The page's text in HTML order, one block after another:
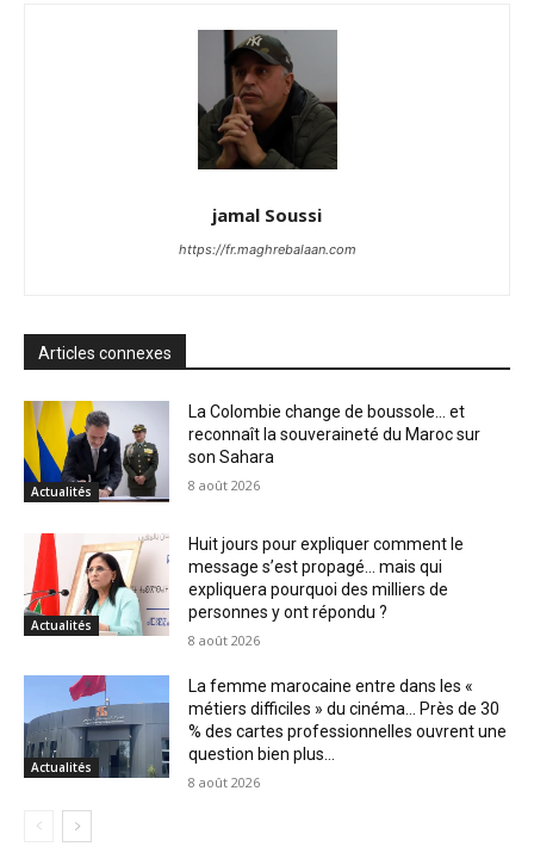
jamal Soussi
https://fr.maghrebalaan.com
Articles connexes
Actualités
La Colombie change de boussole… et
reconnaît la souveraineté du Maroc sur
son Sahara
8 août 2026
Actualités
Huit jours pour expliquer comment le
message s’est propagé… mais qui
expliquera pourquoi des milliers de
personnes y ont répondu ?
8 août 2026
Actualités
La femme marocaine entre dans les «
métiers difficiles » du cinéma… Près de 30
% des cartes professionnelles ouvrent une
question bien plus...
8 août 2026